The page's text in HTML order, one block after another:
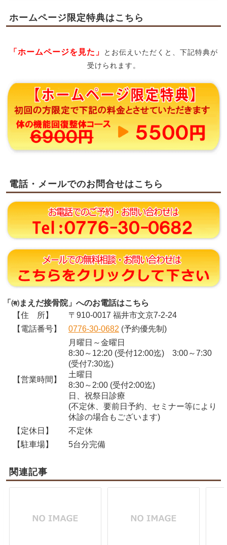
ホームページ限定特典はこちら
「ホームページを見た」
とお伝えいただくと、下記特典が
受けられます。
電話・メールでのお問合せはこちら
「㈲まえだ接骨院」へのお電話はこちら
【住 所】
〒910-0017 福井市文京7-2-24
【電話番号】
0776-30-0682 (予約優先制)
【営業時間】
月曜日～金曜日
8:30～12:20 (受付12:00迄) 3:00～7:30
(受付7:30迄)
土曜日
8:30～2:00 (受付2:00迄)
日、祝祭日診療
(不定休、要前日予約、セミナー等により
休診の場合もございます)
【定休日】
不定休
【駐車場】
5台分完備
関連記事